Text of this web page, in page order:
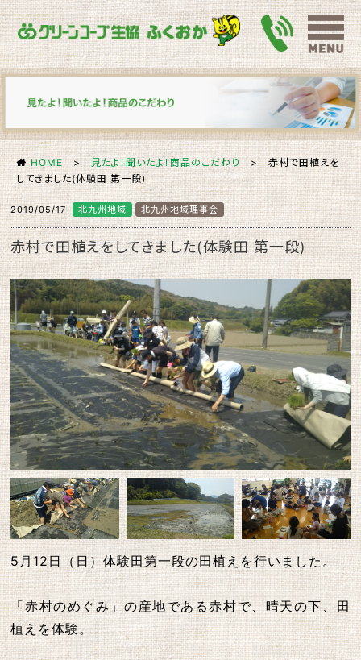
HOME >見たよ！聞いたよ！商品のこだわり> 赤村で田植えを
してきました(体験田 第一段)
2019/05/17 北九州地域 北九州地域理事会
赤村で田植えをしてきました(体験田 第一段)
5月12日（日）体験田第一段の田植えを行いました。
「赤村のめぐみ」の産地である赤村で、晴天の下、田
植えを体験。